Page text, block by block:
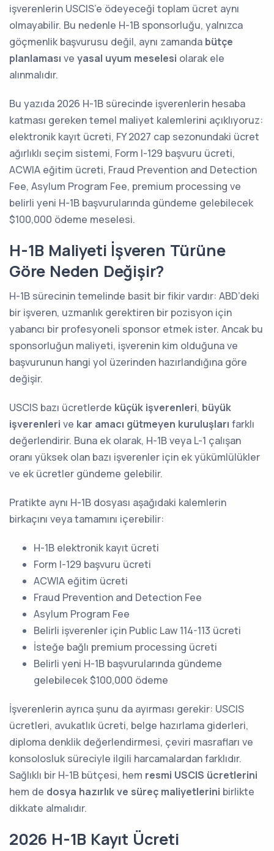
işverenlerin USCIS’e ödeyeceği toplam ücret aynı
olmayabilir. Bu nedenle H-1B sponsorluğu, yalnızca
göçmenlik başvurusu değil, aynı zamanda bütçe
planlaması ve yasal uyum meselesi olarak ele
alınmalıdır.
Bu yazıda 2026 H-1B sürecinde işverenlerin hesaba
katması gereken temel maliyet kalemlerini açıklıyoruz:
elektronik kayıt ücreti, FY 2027 cap sezonundaki ücret
ağırlıklı seçim sistemi, Form I-129 başvuru ücreti,
ACWIA eğitim ücreti, Fraud Prevention and Detection
Fee, Asylum Program Fee, premium processing ve
belirli yeni H-1B başvurularında gündeme gelebilecek
$100,000 ödeme meselesi.
H-1B Maliyeti İşveren Türüne
Göre Neden Değişir?
H-1B sürecinin temelinde basit bir fikir vardır: ABD’deki
bir işveren, uzmanlık gerektiren bir pozisyon için
yabancı bir profesyoneli sponsor etmek ister. Ancak bu
sponsorluğun maliyeti, işverenin kim olduğuna ve
başvurunun hangi yol üzerinden hazırlandığına göre
değişir.
USCIS bazı ücretlerde küçük işverenleri, büyük
işverenleri ve kar amacı gütmeyen kuruluşları farklı
değerlendirir. Buna ek olarak, H-1B veya L-1 çalışan
oranı yüksek olan bazı işverenler için ek yükümlülükler
ve ek ücretler gündeme gelebilir.
Pratikte aynı H-1B dosyası aşağıdaki kalemlerin
birkaçını veya tamamını içerebilir:
H-1B elektronik kayıt ücreti
Form I-129 başvuru ücreti
ACWIA eğitim ücreti
Fraud Prevention and Detection Fee
Asylum Program Fee
Belirli işverenler için Public Law 114-113 ücreti
İsteğe bağlı premium processing ücreti
Belirli yeni H-1B başvurularında gündeme
gelebilecek $100,000 ödeme
İşverenlerin ayrıca şunu da ayırması gerekir: USCIS
ücretleri, avukatlık ücreti, belge hazırlama giderleri,
diploma denklik değerlendirmesi, çeviri masrafları ve
konsolosluk süreciyle ilgili harcamalardan farklıdır.
Sağlıklı bir H-1B bütçesi, hem resmi USCIS ücretlerini
hem de dosya hazırlık ve süreç maliyetlerini birlikte
dikkate almalıdır.
2026 H-1B Kayıt Ücreti